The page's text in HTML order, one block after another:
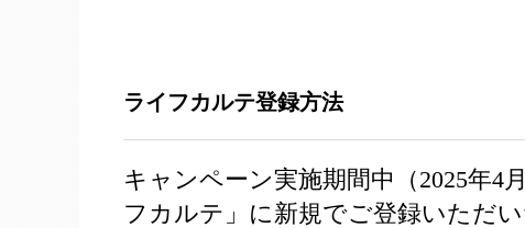
ライフカルテ登録方法
キャンペーン実施期間中（2025年4
フカルテ」に新規でご登録いただ